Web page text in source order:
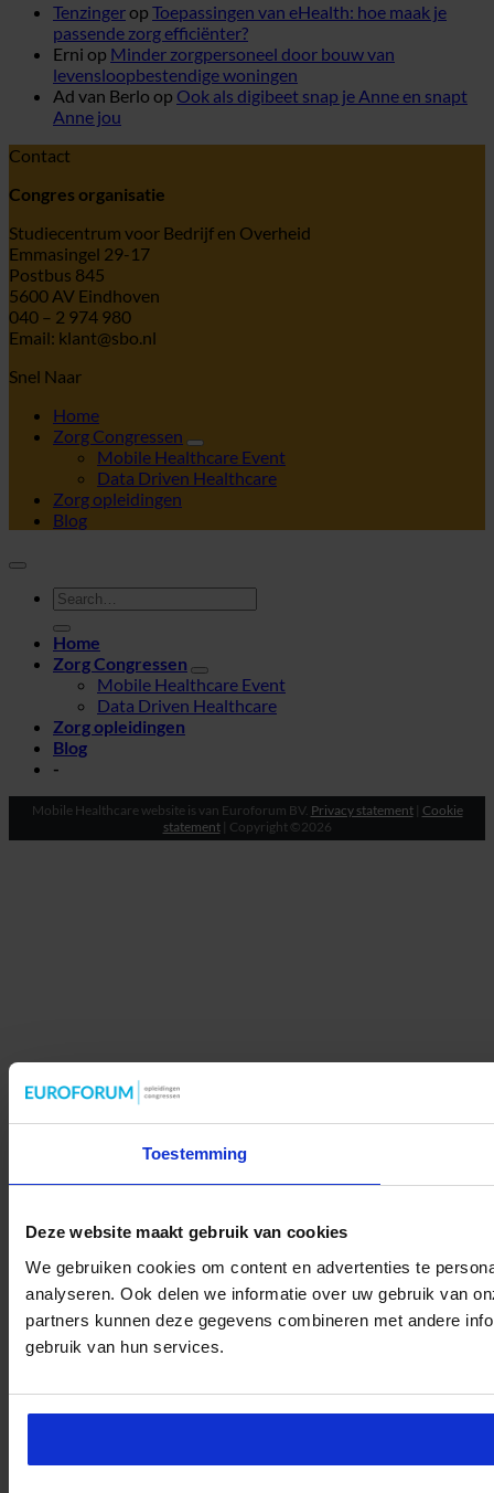
Toestemming
Deze website maakt gebruik van cookies
We gebruiken cookies om content en advertenties te
analyseren. Ook delen we informatie over uw gebruik van
partners kunnen deze gegevens combineren met andere
gebruik van hun services.
Tenzingerop Toepassingen van eHealth: hoe maak je
passende zorg efficiënter?
Erni op Minder zorgpersoneel door bouw van
levensloopbestendige woningen
Ad van Berlo op Ook als digibeet snap je Anne en snapt
Anne jou
Contact
Congres organisatie
Studiecentrum voor Bedrijf en Overheid
Emmasingel 29-17
Postbus 845
5600 AV Eindhoven
040 – 2 974 980
Email: klant@sbo.nl
Snel Naar
Home
Zorg Congressen
Mobile Healthcare Event
Data Driven Healthcare
Zorg opleidingen
Blog
Home
Zorg Congressen
Mobile Healthcare Event
Data Driven Healthcare
Zorg opleidingen
Blog
-
Mobile Healthcare website is van Euroforum BV. Privacy statement| Cookie
statement| Copyright ©2026